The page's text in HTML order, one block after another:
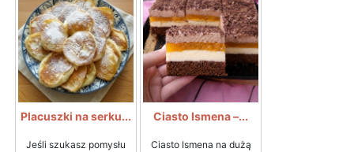
Placuszki na serku...
Jeśli szukasz pomysłu
Ciasto Ismena –...
Ciasto Ismena na dużą